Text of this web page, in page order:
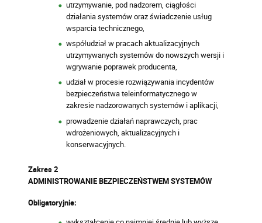
utrzymywanie, pod nadzorem, ciągłości
działania systemów oraz świadczenie usług
wsparcia technicznego,
współudział w pracach aktualizacyjnych
utrzymywanych systemów do nowszych wersji i
wgrywanie poprawek producenta,
udział w procesie rozwiązywania incydentów
bezpieczeństwa teleinformatycznego w
zakresie nadzorowanych systemów i aplikacji,
prowadzenie działań naprawczych, prac
wdrożeniowych, aktualizacyjnych i
konserwacyjnych.
Zakres 2
ADMINISTROWANIE BEZPIECZEŃSTWEM SYSTEMÓW
Obligatoryjnie: